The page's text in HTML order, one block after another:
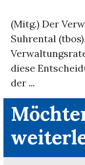
(Mitg.) Der
Suhrental
diese
der ...